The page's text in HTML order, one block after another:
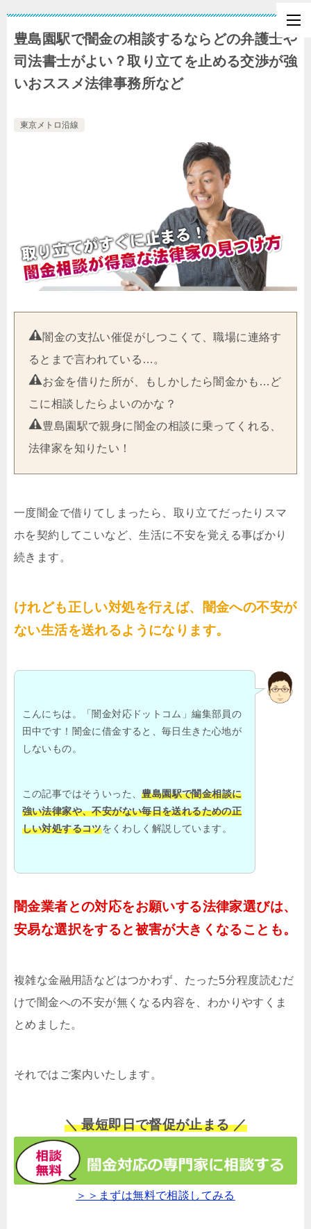
豊島園駅で闇金の相談するならどの弁護士や
司法書士がよい？取り立てを止める交渉が強
いおススメ法律事務所など
東京メトロ沿線
闇金の支払い催促がしつこくて、職場に連絡す
るとまで言われている…。
お金を借りた所が、もしかしたら闇金かも…ど
こに相談したらよいのかな？
豊島園駅で親身に闇金の相談に乗ってくれる、
法律家を知りたい！
一度闇金で借りてしまったら、取り立てだったりスマ
ホを契約してこいなど、生活に不安を覚える事ばかり
続きます。
けれども正しい対処を行えば、闇金への不安が
ない生活を送れるようになります。
こんにちは。「闇金対応ドットコム」編集部員の
田中です！闇金に借金すると、毎日生きた心地が
しないもの。
この記事ではそういった、豊島園駅で闇金相談に
強い法律家や、不安がない毎日を送れるための正
しい対処するコツをくわしく解説しています。
闇金業者との対応をお願いする法律家選びは、
安易な選択をすると被害が大きくなることも。
複雑な金融用語などはつかわず、たった5分程度読むだ
けで闇金への不安が無くなる内容を、わかりやすくま
とめました。
それではご案内いたします。
＼ 最短即日で督促が止まる ／
＞＞まずは無料で相談してみる